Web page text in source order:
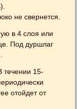
не свернется.
в 4 слоя или
Под дуршлаг
течении 15-
отойдет от